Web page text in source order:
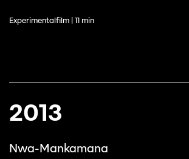
Experimentalfilm | 11 min
2013
Nwa-Mankamana